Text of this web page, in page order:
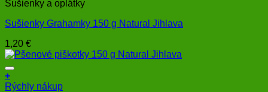
Sušienky a oplátky
Sušienky Grahamky 150 g Natural Jihlava
1,20 €
+
Rýchly nákup